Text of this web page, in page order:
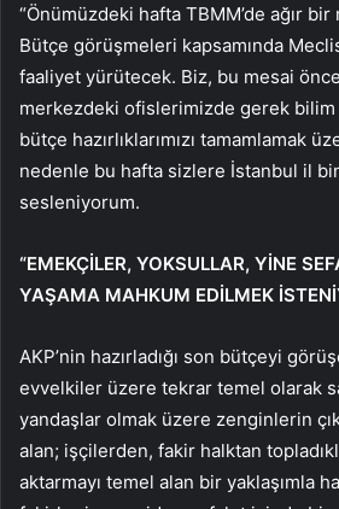
“Önümüzdeki hafta TBMM’de ağır
Bütçe görüşmeleri kapsamında
faaliyet yürütecek. Biz, bu mesai
merkezdeki ofislerimizde gerek
bütçe hazırlıklarımızı tamamlamak
nedenle bu hafta sizlere İstanbul il
sesleniyorum.
“EMEKÇİLER, YOKSULLAR, YİNE
YAŞAMA MAHKUM EDİLMEK
AKP’nin hazırladığı son bütçeyi
evvelkiler üzere tekrar temel olarak
yandaşlar olmak üzere zenginlerin
alan; işçilerden, fakir halktan
aktarmayı temel alan bir yaklaşımla